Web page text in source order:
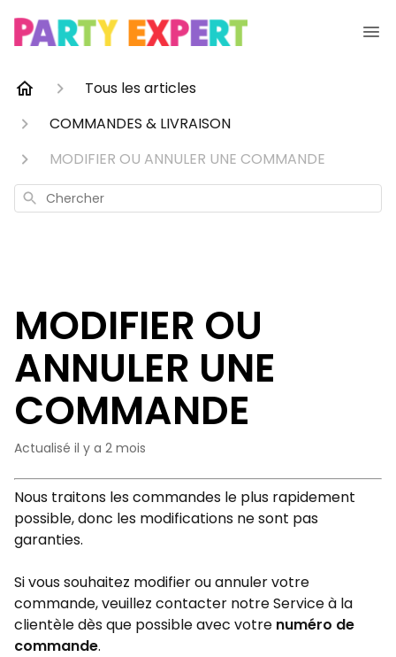
Tous les articles
COMMANDES & LIVRAISON
MODIFIER OU ANNULER UNE COMMANDE
Chercher
MODIFIER OU
ANNULER UNE
COMMANDE
Actualisé il y a 2 mois
Nous traitons les commandes le plus rapidement
possible, donc les modifications ne sont pas
garanties.
Si vous souhaitez modifier ou annuler votre
commande, veuillez contacter notre Service à la
clientèle dès que possible avec votre numéro de
commande.